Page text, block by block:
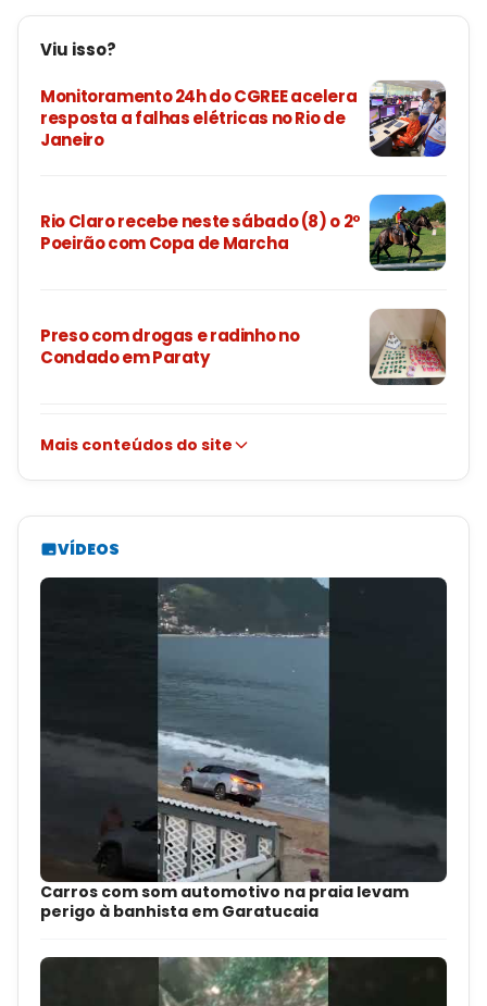
Viu isso?
Monitoramento 24h do CGREE acelera
resposta a falhas elétricas no Rio de
Janeiro
Rio Claro recebe neste sábado (8) o 2º
Poeirão com Copa de Marcha
Preso com drogas e radinho no
Condado em Paraty
Mais conteúdos do site
VÍDEOS
Carros com som automotivo na praia levam
perigo à banhista em Garatucaia